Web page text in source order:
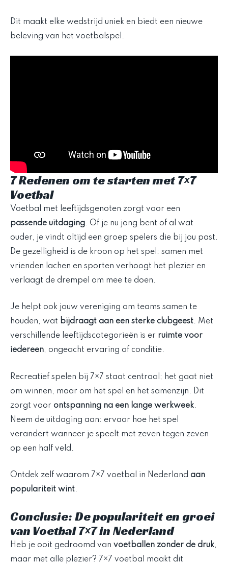
Dit maakt elke wedstrijd uniek en biedt een nieuwe
beleving van het voetbalspel.
7 Redenen om te starten met 7×7
Voetbal
Voetbal met leeftijdsgenoten zorgt voor een
passende uitdaging. Of je nu jong bent of al wat
ouder, je vindt altijd een groep spelers die bij jou past.
De gezelligheid is de kroon op het spel: samen met
vrienden lachen en sporten verhoogt het plezier en
verlaagt de drempel om mee te doen.
Je helpt ook jouw vereniging om teams samen te
houden, wat bijdraagt aan een sterke clubgeest. Met
verschillende leeftijdscategorieën is er ruimte voor
iedereen, ongeacht ervaring of conditie.
Recreatief spelen bij 7×7 staat centraal; het gaat niet
om winnen, maar om het spel en het samenzijn. Dit
zorgt voor ontspanning na een lange werkweek.
Neem de uitdaging aan: ervaar hoe het spel
verandert wanneer je speelt met zeven tegen zeven
op een half veld.
Ontdek zelf waarom 7×7 voetbal in Nederland aan
populariteit wint.
Conclusie: De populariteit en groei
van Voetbal 7×7 in Nederland
Heb je ooit gedroomd van voetballen zonder de druk,
maar met alle plezier? 7×7 voetbal maakt dit